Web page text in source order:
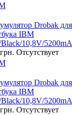
Drobak для
IBM
10,8V/
Отсутствует
Drobak для
IBM
10,8V/
Отсутствует